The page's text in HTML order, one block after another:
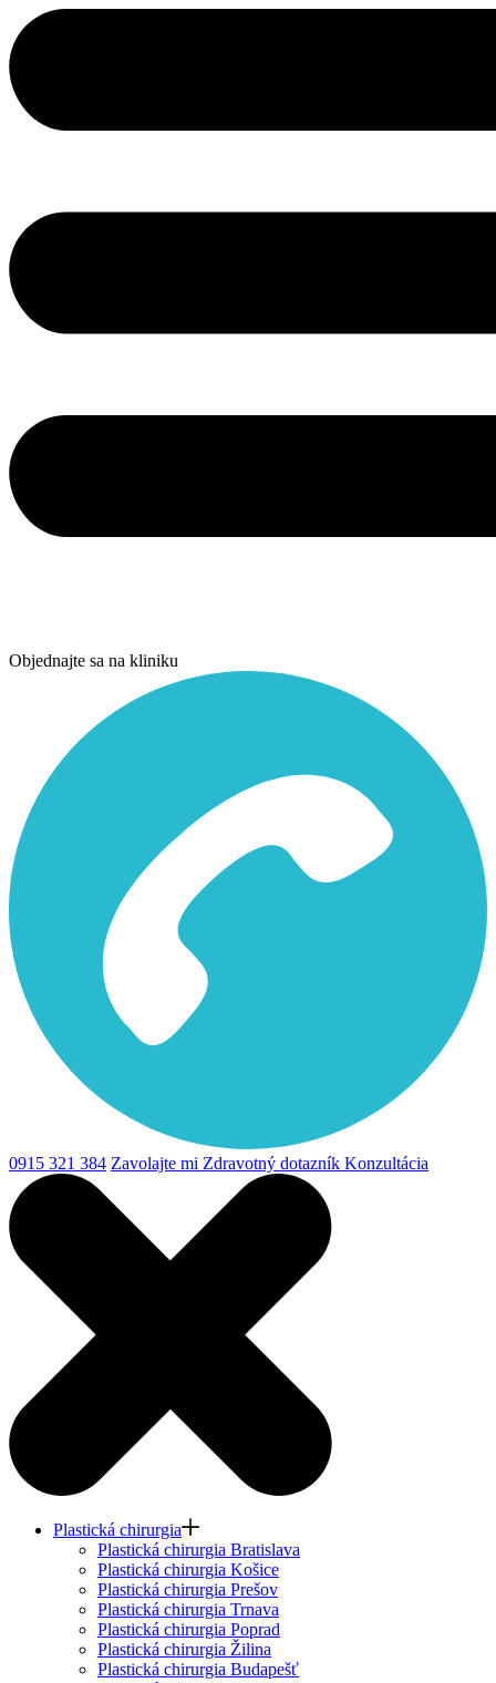
Objednajte sa na kliniku
0915 321 384 Zavolajte mi Zdravotný dotazník Konzultácia
Plastická chirurgia
Plastická chirurgia Bratislava
Plastická chirurgia Košice
Plastická chirurgia Prešov
Plastická chirurgia Trnava
Plastická chirurgia Poprad
Plastická chirurgia Žilina
Plastická chirurgia Budapešť